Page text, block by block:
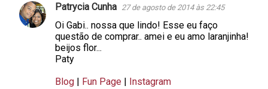
C
Patrycia Cunha 27 de agosto de 2014 às 22:45
Oi Gabi.. nossa que lindo! Esse eu faço
questão de comprar.. amei e eu amo laranjinha!
beijos flor...
Paty
Blog | Fun Page | Instagram